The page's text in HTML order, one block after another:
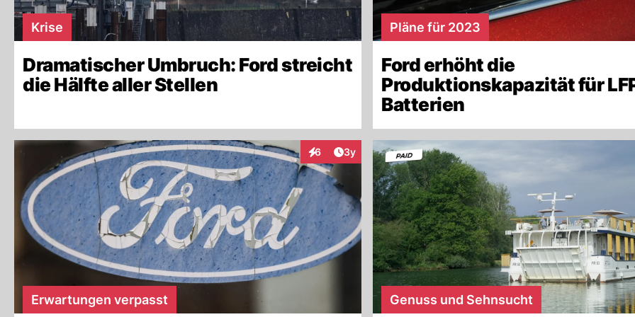
Krise
Dramatischer Umbruch: Ford streicht
die Hälfte aller Stellen
Pläne für 2023
Ford erhöht die
Produktionskapazität für
Batterien
6
InteraktionenArtikel veröffentlicht:
3y
Erwartungen verpasst Genuss und Sehnsucht